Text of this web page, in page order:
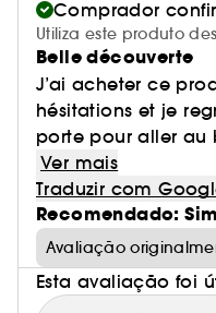
Comprador
Utiliza este produto
Belle découverte
J’ai acheter ce
hésitations et je
porte pour aller au
Ver mais
Traduzir com
Recomendado: Sim
Avaliação
Esta avaliação foi